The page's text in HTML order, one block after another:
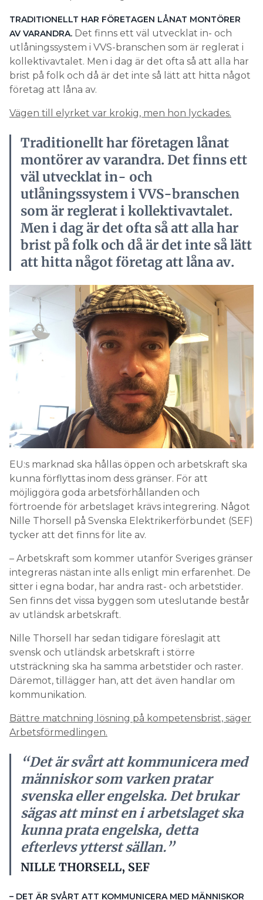
TRADITIONELLT HAR FÖRETAGEN LÅNAT MONTÖRER
AV VARANDRA. Det finns ett väl utvecklat in- och
utlåningssystem i VVS-branschen som är reglerat i
kollektivavtalet. Men i dag är det ofta så att alla har
brist på folk och då är det inte så lätt att hitta något
företag att låna av.
Vägen till elyrket var krokig, men hon lyckades.
Traditionellt har företagen lånat
montörer av varandra. Det finns ett
väl utvecklat in- och
utlåningssystem i VVS-branschen
som är reglerat i kollektivavtalet.
Men i dag är det ofta så att alla har
brist på folk och då är det inte så lätt
att hitta något företag att låna av.
EU:s marknad ska hållas öppen och arbetskraft ska
kunna förflyttas inom dess gränser. För att
möjliggöra goda arbetsförhållanden och
förtroende för arbetslaget krävs integrering. Något
Nille Thorsell på Svenska Elektrikerförbundet (SEF)
tycker att det finns för lite av.
– Arbetskraft som kommer utanför Sveriges gränser
integreras nästan inte alls enligt min erfarenhet. De
sitter i egna bodar, har andra rast- och arbetstider.
Sen finns det vissa byggen som uteslutande består
av utländsk arbetskraft.
Nille Thorsell har sedan tidigare föreslagit att
svensk och utländsk arbetskraft i större
utsträckning ska ha samma arbetstider och raster.
Däremot, tillägger han, att det även handlar om
kommunikation.
Bättre matchning lösning på kompetensbrist, säger
Arbetsförmedlingen.
“Det är svårt att kommunicera med
människor som varken pratar
svenska eller engelska. Det brukar
sägas att minst en i arbetslaget ska
kunna prata engelska, detta
efterlevs ytterst sällan.”
NILLE THORSELL, SEF
– DET ÄR SVÅRT ATT KOMMUNICERA MED MÄNNISKOR